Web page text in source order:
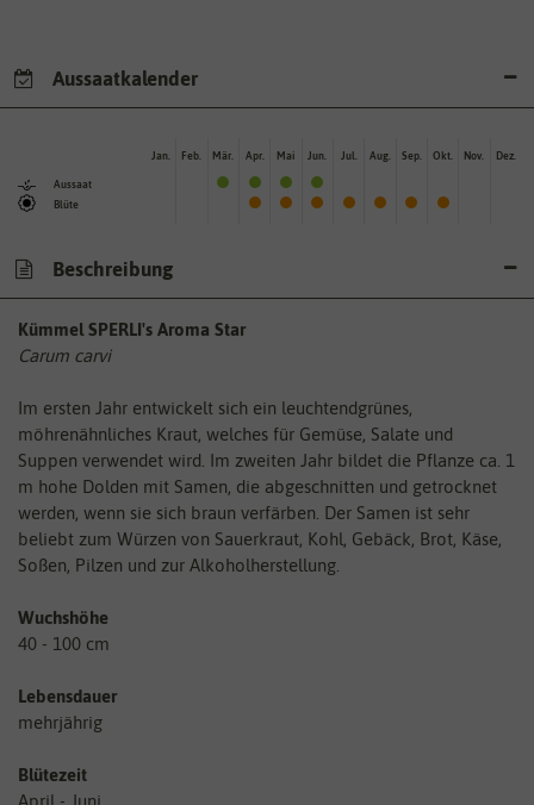
Aussaatkalender
Aussaat
Blüte
Jan. Feb. Mär. Apr. Mai Jun. Jul. Aug. Sep. Okt. Nov. Dez.
Beschreibung
Kümmel SPERLI's Aroma Star
Carum carvi
Im ersten Jahr entwickelt sich ein leuchtendgrünes,
möhrenähnliches Kraut, welches für Gemüse, Salate und
Suppen verwendet wird. Im zweiten Jahr bildet die Pflanze ca. 1
m hohe Dolden mit Samen, die abgeschnitten und getrocknet
werden, wenn sie sich braun verfärben. Der Samen ist sehr
beliebt zum Würzen von Sauerkraut, Kohl, Gebäck, Brot, Käse,
Soßen, Pilzen und zur Alkoholherstellung.
Wuchshöhe
40 - 100 cm
Lebensdauer
mehrjährig
Blütezeit